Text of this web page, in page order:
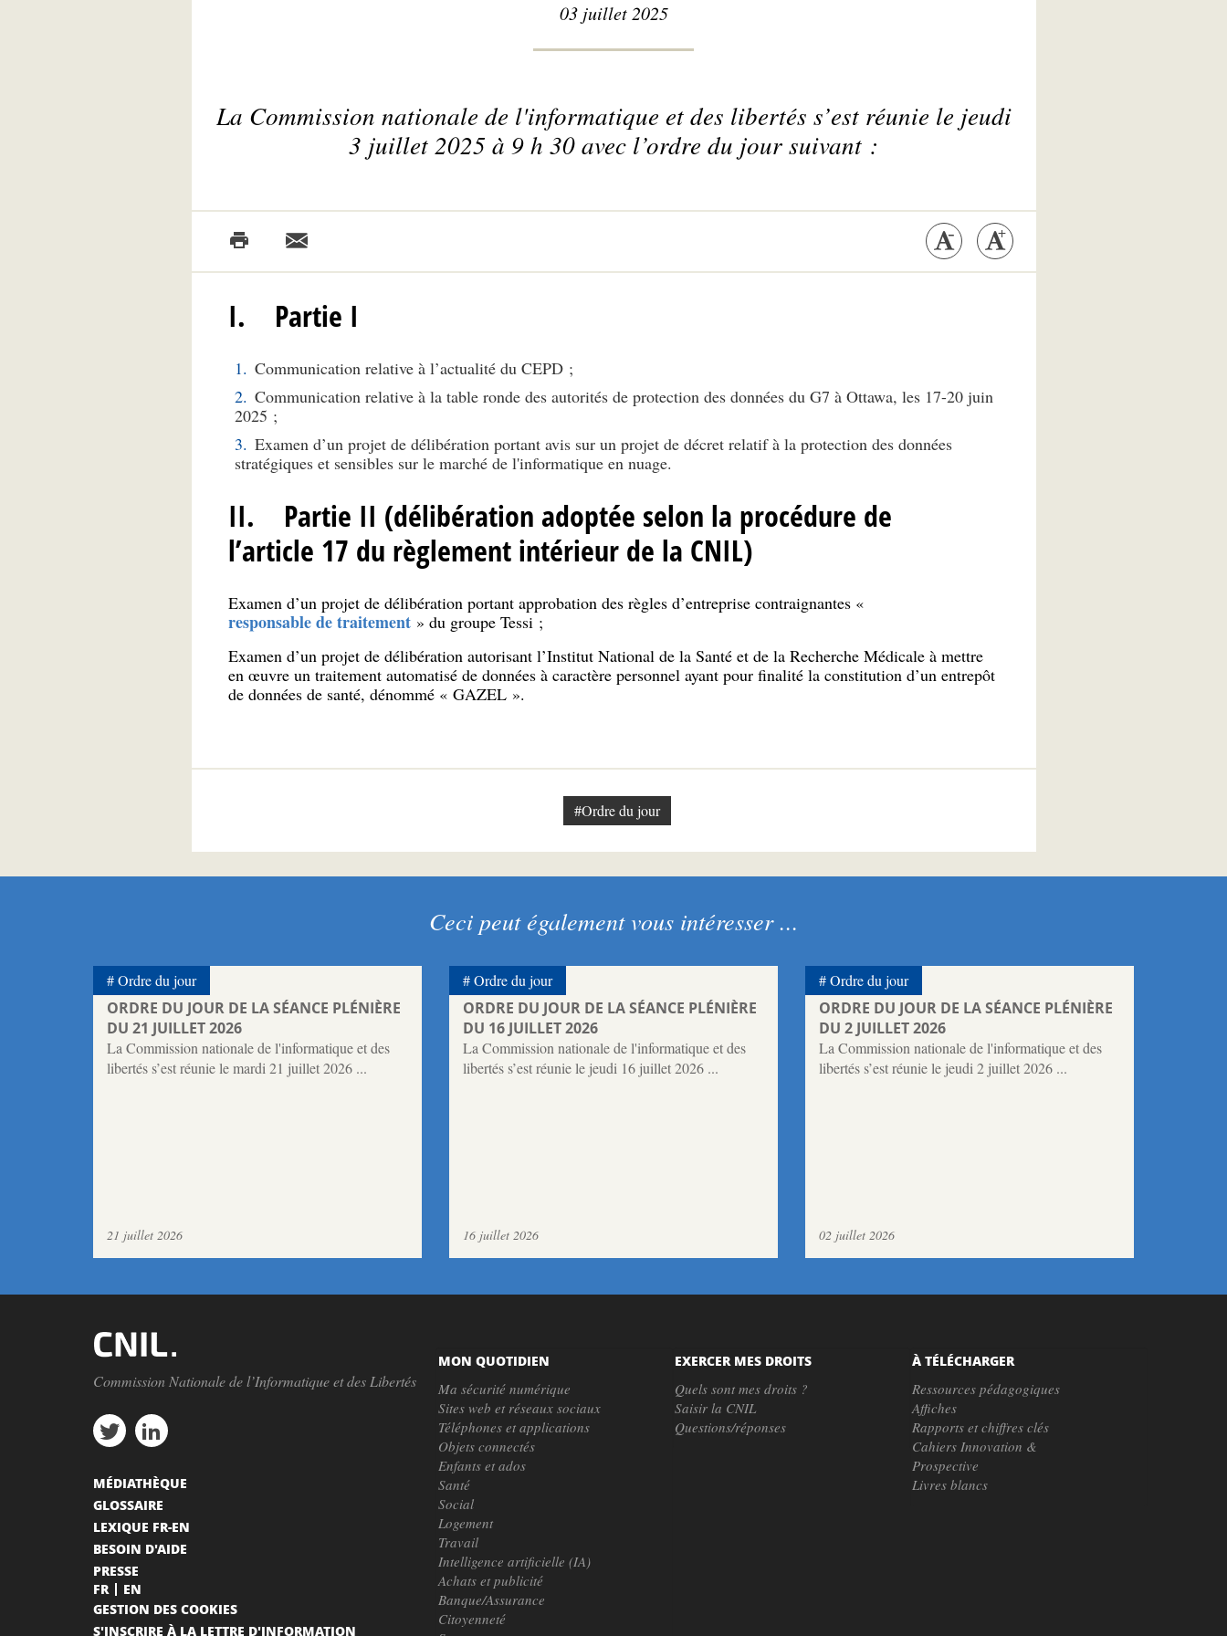
03 juillet 2025
La Commission nationale de l'informatique et des libertés s’est réunie le jeudi
3 juillet 2025 à 9 h 30 avec l’ordre du jour suivant :
I. Partie I
Communication relative à l’actualité du CEPD ;
Communication relative à la table ronde des autorités de protection des données du G7 à Ottawa, les 17-20 juin
2025 ;
Examen d’un projet de délibération portant avis sur un projet de décret relatif à la protection des données
stratégiques et sensibles sur le marché de l'informatique en nuage.
II. Partie II (délibération adoptée selon la procédure de
l’article 17 du règlement intérieur de la CNIL)
Examen d’un projet de délibération portant approbation des règles d’entreprise contraignantes «
responsable de traitement» du groupe Tessi ;
Examen d’un projet de délibération autorisant l’Institut National de la Santé et de la Recherche Médicale à mettre
en œuvre un traitement automatisé de données à caractère personnel ayant pour finalité la constitution d’un entrepôt
de données de santé, dénommé « GAZEL ».
#Ordre du jour
Ceci peut également vous intéresser ...
ORDRE DU JOUR DE LA SÉANCE PLÉNIÈRE
DU 21 JUILLET 2026
La Commission nationale de l'informatique et des
libertés s’est réunie le mardi 21 juillet 2026 ...
21 juillet 2026
Ordre du jour
ORDRE DU JOUR DE LA SÉANCE PLÉNIÈRE
DU 16 JUILLET 2026
La Commission nationale de l'informatique et des
libertés s’est réunie le jeudi 16 juillet 2026 ...
16 juillet 2026
Ordre du jour
ORDRE DU JOUR DE LA SÉANCE PLÉNIÈRE
DU 2 JUILLET 2026
La Commission nationale de l'informatique et des
libertés s’est réunie le jeudi 2 juillet 2026 ...
02 juillet 2026
Ordre du jour
Commission Nationale de l’Informatique et des Libertés
MON QUOTIDIEN
Ma sécurité numérique
Sites web et réseaux sociaux
Téléphones et applications
Objets connectés
Enfants et ados
Santé
Social
Logement
Travail
Intelligence artificielle (IA)
Achats et publicité
Banque/Assurance
Citoyenneté
EXERCER MES DROITS
Quels sont mes droits ?
Saisir la CNIL
Questions/réponses
À TÉLÉCHARGER
Ressources pédagogiques
Affiches
Rapports et chiffres clés
Cahiers Innovation &
Prospective
Livres blancs
MÉDIATHÈQUE
GLOSSAIRE
LEXIQUE FR-EN
BESOIN D'AIDE
PRESSE
FR
EN
GESTION DES COOKIES
S'INSCRIRE À LA LETTRE D'INFORMATION